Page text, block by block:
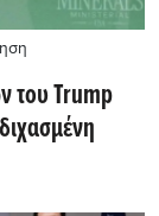
του Trump